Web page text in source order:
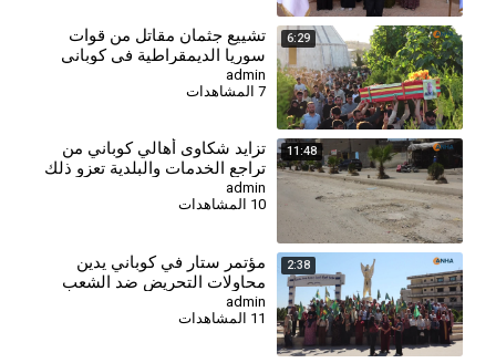
6:29
⁣تشييع جثمان مقاتل من قوات
سوريا الديمقراطية في كوباني
admin
7 المشاهدات
11:48
⁣تزايد شكاوى أهالي كوباني من
تراجع الخدمات والبلدية تعزو ذلك
لغياب الدعم
admin
2:38
مؤتمر ستار في كوباني يدين
محاولات التحريض ضد الشعب
الكردي
admin
11 المشاهدات